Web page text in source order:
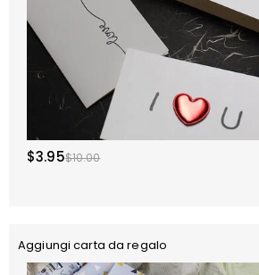
$3.95$10.00
Aggiungi carta da regalo